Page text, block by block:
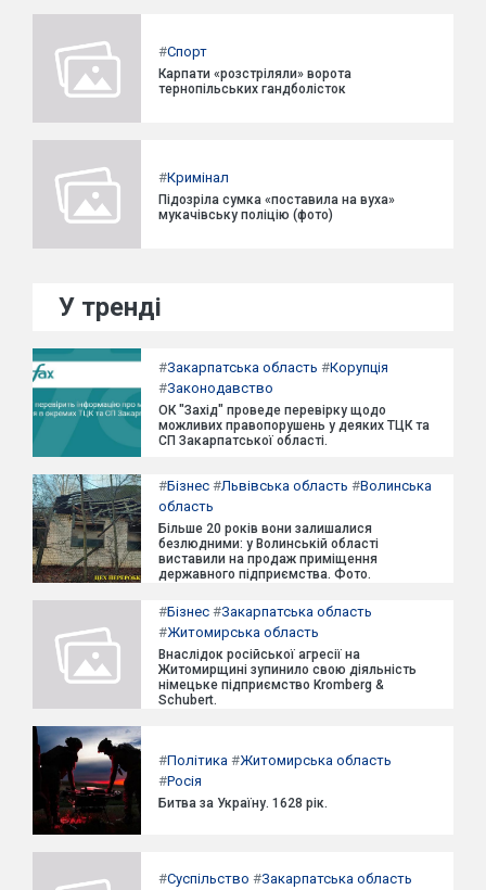
#Спорт
Карпати «розстріляли» ворота
тернопільських гандболісток
#Кримінал
Підозріла сумка «поставила на вуха»
мукачівську поліцію (фото)
У тренді
#Закарпатська область #Корупція
#Законодавство
ОК "Захід" проведе перевірку щодо
можливих правопорушень у деяких ТЦК та
СП Закарпатської області.
#Бізнес #Львівська область #Волинська
область
Більше 20 років вони залишалися
безлюдними: у Волинській області
виставили на продаж приміщення
державного підприємства. Фото.
#Бізнес #Закарпатська область
#Житомирська область
Внаслідок російської агресії на
Житомирщині зупинило свою діяльність
німецьке підприємство Kromberg &
Schubert.
#Політика #Житомирська область
#Росія
Битва за Україну. 1628 рік.
#Суспільство #Закарпатська область